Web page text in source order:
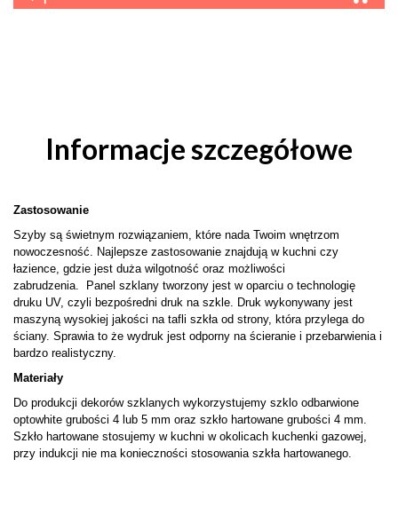
Informacje szczegółowe
Zastosowanie
Szyby są świetnym rozwiązaniem, które nada Twoim wnętrzom
nowoczesność. Najlepsze zastosowanie znajdują w kuchni czy
łazience, gdzie jest duża wilgotność oraz możliwości
zabrudzenia. Panel szklany tworzony jest w oparciu o technologię
druku UV, czyli bezpośredni druk na szkle. Druk wykonywany jest
maszyną wysokiej jakości na tafli szkła od strony, która przylega do
ściany. Sprawia to że wydruk jest odporny na ścieranie i przebarwienia i
bardzo realistyczny.
Materiały
Do produkcji dekorów szklanych wykorzystujemy szklo odbarwione
optowhite grubości 4 lub 5 mm oraz szkło hartowane grubości 4 mm.
Szkło hartowane stosujemy w kuchni w okolicach kuchenki gazowej,
przy indukcji nie ma konieczności stosowania szkła hartowanego.